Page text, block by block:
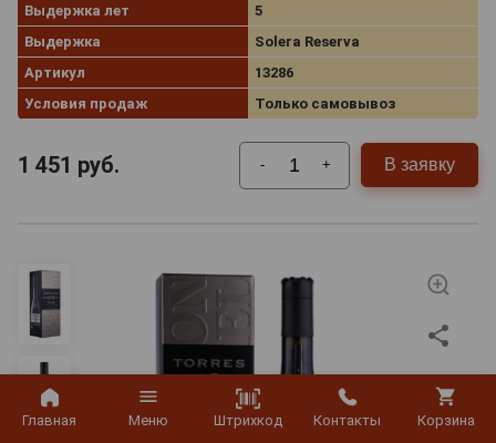
Главная Меню Штрихкод Контакты Корзина
Выдержка лет
5
Выдержка
Solera Reserva
Артикул
13286
Условия продаж
Только самовывоз
1 451 руб. - + В заявку